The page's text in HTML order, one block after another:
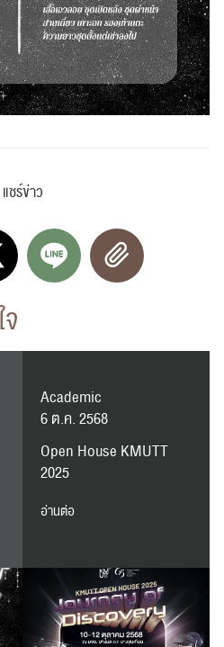
แชร์ข่าว
Academic
6 ต.ค. 2568
Open House KMUTT
2025
อ่านต่อ
Activity
ะชาสัมพันธ์
ะชาสัมพันธ์